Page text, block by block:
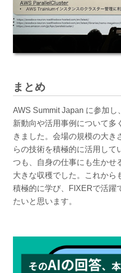
まとめ
AWS Summit Japan に参加し
新動向や活用事例について多
きました。会場の規模の大き
らの技術を積極的に活用して
つも、自身の仕事にも生かせ
大きな収穫でした。これから
積極的に学び、FIXERで活躍
たいと思います。